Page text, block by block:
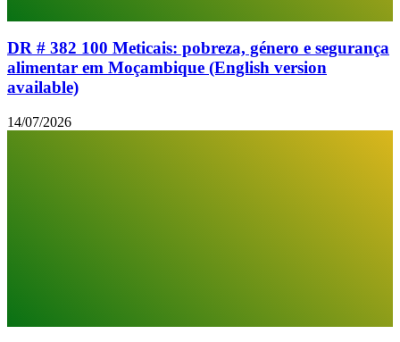
DR # 382 100 Meticais: pobreza, género e segurança
alimentar em Moçambique (English version
available)
14/07/2026